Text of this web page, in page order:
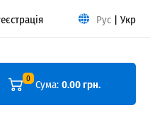
Рус | Укр
0 Сума:0.00 грн.